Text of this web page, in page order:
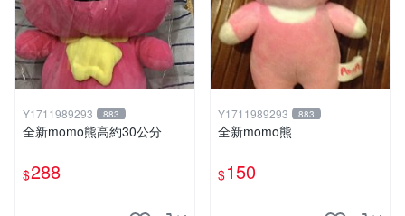
Y1711989293 883
全新momo熊高約30公分
$288
Y1711989293 883
全新momo熊
$150